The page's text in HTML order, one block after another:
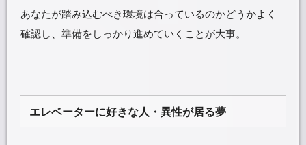
あなたが踏み込むべき環境は合っているのかどうかよく
確認し、準備をしっかり進めていくことが大事。
エレベーターに好きな人・異性が居る夢